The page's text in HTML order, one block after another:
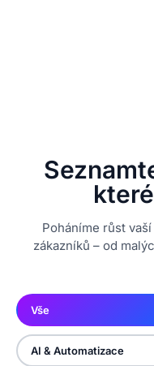
Poháníme růst
zákazníků – od
Vše
AI & Automatizace